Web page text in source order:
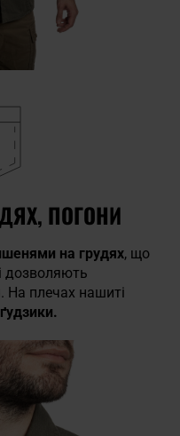
ПОГОНИ
на грудях, що
дозволяють
На плечах нашиті